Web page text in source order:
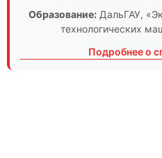
Образование: ДальГАУ,
технологических
Подробнее о